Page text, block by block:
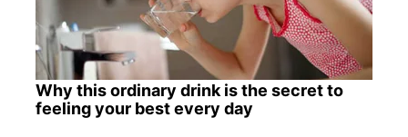
Why this ordinary drink is the secret to
feeling your best every day